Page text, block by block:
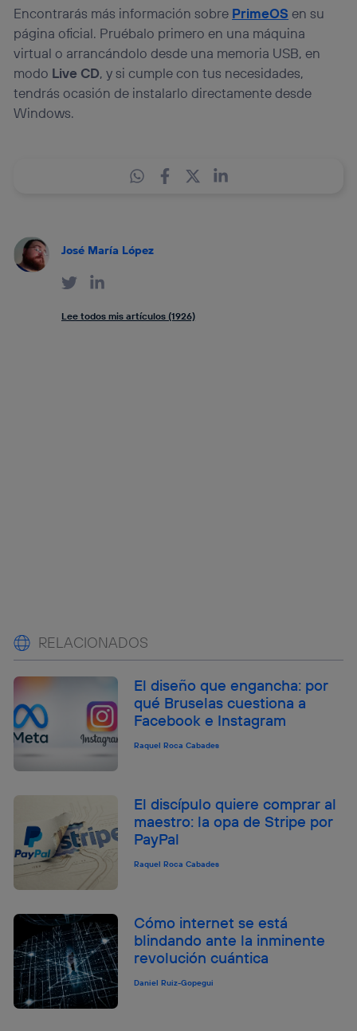
Encontrarás más información sobre PrimeOS en su
página oficial. Pruébalo primero en una máquina
virtual o arrancándolo desde una memoria USB, en
modo Live CD, y si cumple con tus necesidades,
tendrás ocasión de instalarlo directamente desde
Windows.
José María López
Lee todos mis artículos (1926)
RELACIONADOS
El diseño que engancha: por
qué Bruselas cuestiona a
Facebook e Instagram
Raquel Roca Cabades
El discípulo quiere comprar al
maestro: la opa de Stripe por
PayPal
Raquel Roca Cabades
Cómo internet se está
blindando ante la inminente
revolución cuántica
Daniel Ruiz-Gopegui